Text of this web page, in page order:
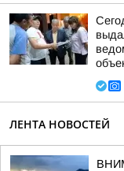
ЛЕНТА НОВОСТЕЙ